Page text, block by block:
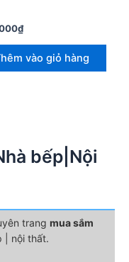
₫
vào giỏ hàng
bếp|Nội
trang mua sắm
| nội thất.